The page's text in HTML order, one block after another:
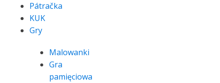
Pátračka
KUK
Gry
Malowanki
Gra
pamięciowa